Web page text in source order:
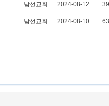
남선교회 2024-08-12 39
남선교회 2024-08-10 63